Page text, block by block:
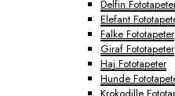
Delfin
Elefant
Falke Fototapeter
Giraf Fototapeter
Haj Fototapeter
Hunde